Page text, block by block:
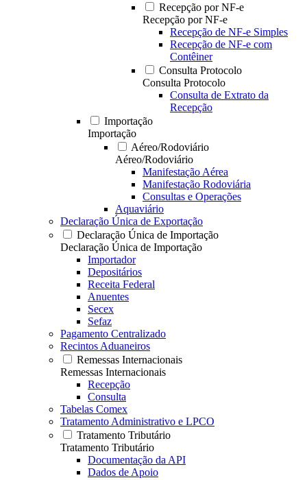
Recepção por NF-e
Recepção por NF-e
Recepção de NF-e Simples
Recepção de NF-e com
Contêiner
Consulta Protocolo
Consulta Protocolo
Consulta de Extrato da
Recepção
Importação
Importação
Aéreo/Rodoviário
Aéreo/Rodoviário
Manifestação Aérea
Manifestação Rodoviária
Consultas e Operações
Aquaviário
Declaração Única de Exportação
Declaração Única de Importação
Declaração Única de Importação
Importador
Depositários
Receita Federal
Anuentes
Secex
Sefaz
Pagamento Centralizado
Recintos Aduaneiros
Remessas Internacionais
Remessas Internacionais
Recepção
Consulta
Tabelas Comex
Tratamento Administrativo e LPCO
Tratamento Tributário
Tratamento Tributário
Documentação da API
Dados de Apoio